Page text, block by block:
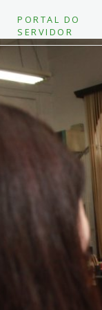
PORTAL DO
SERVIDOR